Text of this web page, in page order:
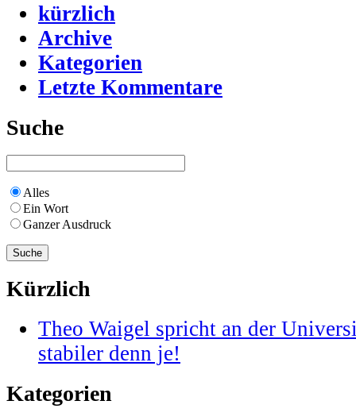
kürzlich
Archive
Kategorien
Letzte Kommentare
Suche
Alles
Ein Wort
Ganzer Ausdruck
Kürzlich
Theo Waigel spricht an der
stabiler denn je!
Kategorien